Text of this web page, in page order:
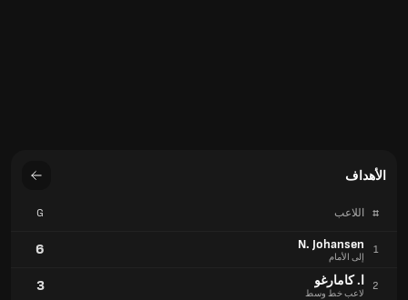
الأهداف
# اللاعب G
1
N. Johansen
إلى الأمام 6
2 ا. كامارغو
لاعب خط وسط 3